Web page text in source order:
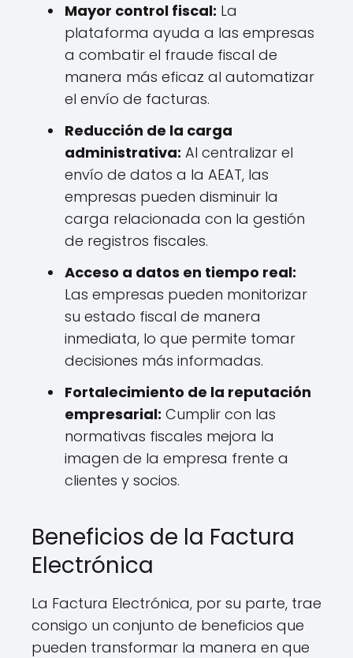
Mayor control fiscal: La
plataforma ayuda a las empresas
a combatir el fraude fiscal de
manera más eficaz al automatizar
el envío de facturas.
Reducción de la carga
administrativa: Al centralizar el
envío de datos a la AEAT, las
empresas pueden disminuir la
carga relacionada con la gestión
de registros fiscales.
Acceso a datos en tiempo real:
Las empresas pueden monitorizar
su estado fiscal de manera
inmediata, lo que permite tomar
decisiones más informadas.
Fortalecimiento de la reputación
empresarial: Cumplir con las
normativas fiscales mejora la
imagen de la empresa frente a
clientes y socios.
Beneficios de la Factura
Electrónica
La Factura Electrónica, por su parte, trae
consigo un conjunto de beneficios que
pueden transformar la manera en que